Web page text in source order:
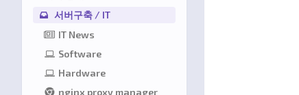
서버구축 / IT
IT News
Software
Hardware
nginx proxy manager